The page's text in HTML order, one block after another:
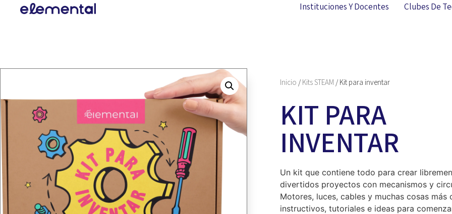
Instituciones Y Docentes Clubes De
Inicio / Kits STEAM / Kit para inventar
KIT PARA
INVENTAR
Un kit que contiene todo para crear
divertidos proyectos con mecanismos y
Motores, luces, cables y muchas cosas más
instructivos, tutoriales e ideas para